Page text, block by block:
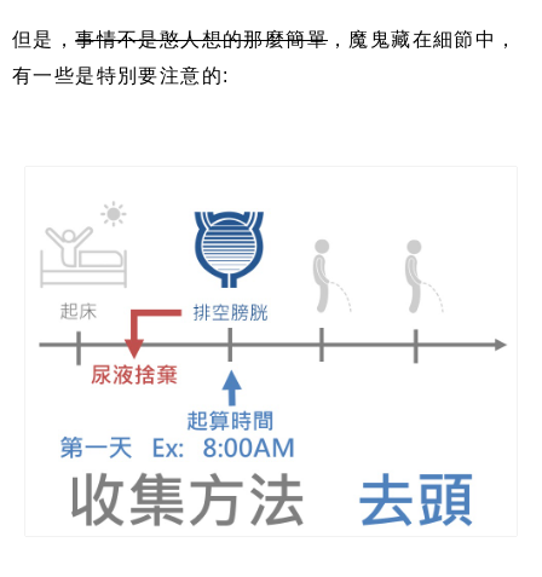
但是，事情不是憨人想的那麼簡單 ，魔鬼藏在細節中，
有一些是特別要注意的: